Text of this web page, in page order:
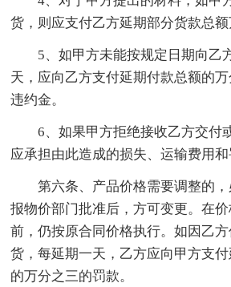
货，则应支付乙方延期部分货款总额
5、如甲方未能按规定日期向乙
天，应向乙方支付延期付款总额的
违约金。
6、如果甲方拒绝接收乙方交付
应承担由此造成的损失、运输费用和
第六条、产品价格需要调整的，
报物价部门批准后，方可变更。在
前，仍按原合同价格执行。如因乙
货，每延期一天，乙方应向甲方支
的万分之三的罚款。